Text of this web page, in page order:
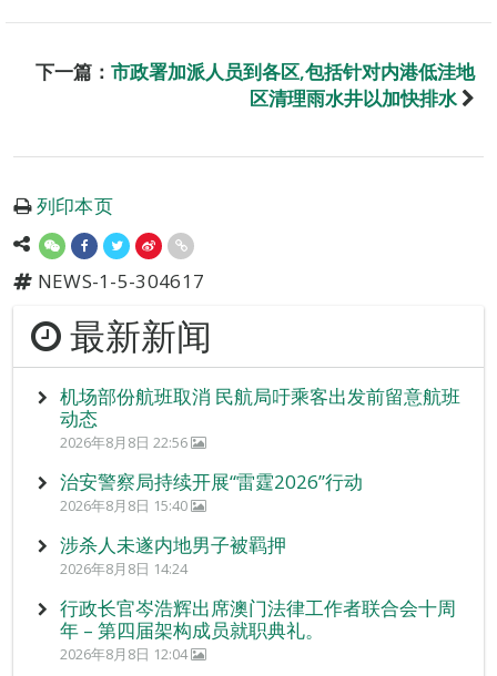
下一篇： 市政署加派人员到各区,包括针对内港低洼地
区清理雨水井以加快排水
列印本页
NEWS-1-5-304617
最新新闻
机场部份航班取消 民航局吁乘客出发前留意航班
动态
2026年8月8日 22:56
治安警察局持续开展“雷霆2026”行动
2026年8月8日 15:40
涉杀人未遂内地男子被羁押
2026年8月8日 14:24
行政长官岑浩辉出席澳门法律工作者联合会十周
年 – 第四届架构成员就职典礼。
2026年8月8日 12:04